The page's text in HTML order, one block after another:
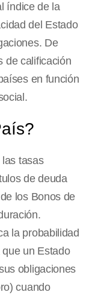
índice de la
del Estado
De
de calificación
en función
tasas
de deuda
los Bonos de
la probabilidad
un Estado
obligaciones
cuando